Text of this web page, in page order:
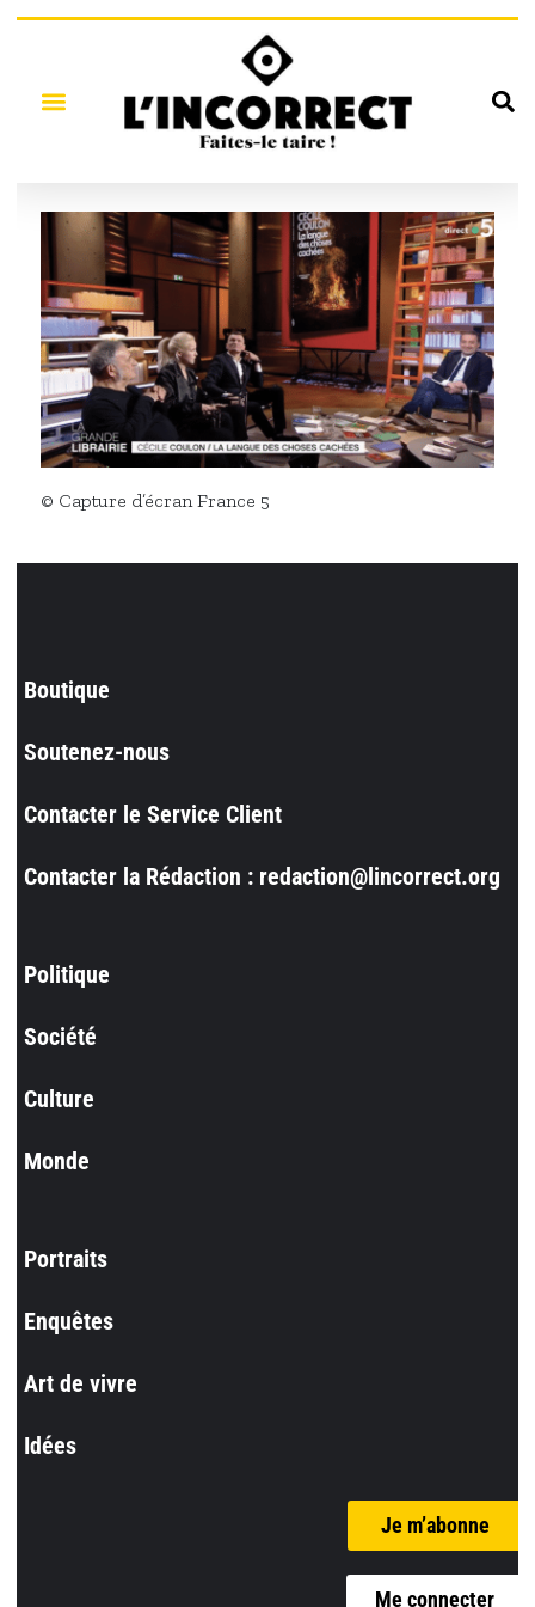
© Capture d’écran France 5
Boutique
Soutenez-nous
Contacter le Service Client
Contacter la Rédaction : redaction@lincorrect.org
Politique
Société
Culture
Monde
Portraits
Enquêtes
Art de vivre
Idées
Je m’abonne
Me connecter